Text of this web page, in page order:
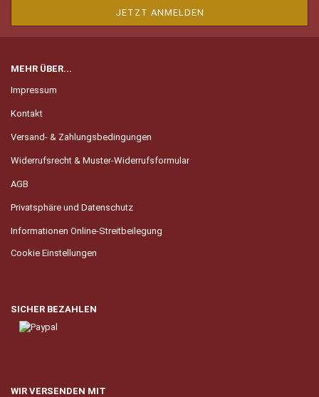
MEHR ÜBER...
Impressum
Kontakt
Versand- & Zahlungsbedingungen
Widerrufsrecht & Muster-Widerrufsformular
AGB
Privatsphäre und Datenschutz
Informationen Online-Streitbeilegung
Cookie Einstellungen
SICHER BEZAHLEN
WIR VERSENDEN MIT